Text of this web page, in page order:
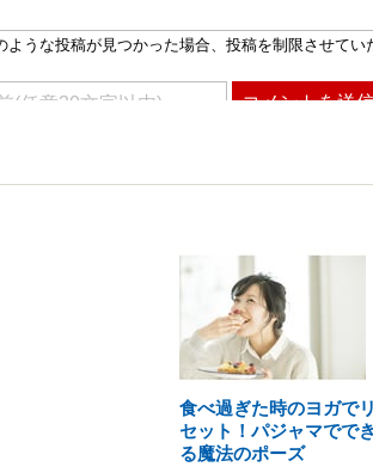
食べ過ぎた時のヨガでリ
セット！パジャマででき
る魔法のポーズ